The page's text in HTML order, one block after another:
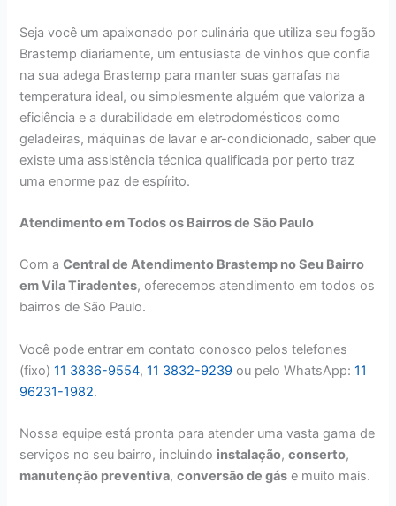
Seja você um apaixonado por culinária que utiliza seu fogão
Brastemp diariamente, um entusiasta de vinhos que confia
na sua adega Brastemp para manter suas garrafas na
temperatura ideal, ou simplesmente alguém que valoriza a
eficiência e a durabilidade em eletrodomésticos como
geladeiras, máquinas de lavar e ar-condicionado, saber que
existe uma assistência técnica qualificada por perto traz
uma enorme paz de espírito.
Atendimento em Todos os Bairros de São Paulo
Com aCentral de Atendimento Brastemp no Seu Bairro
em Vila Tiradentes, oferecemos atendimento em todos os
bairros de São Paulo.
Você pode entrar em contato conosco pelos telefones
(fixo)11 3836-9554,11 3832-9239 ou pelo WhatsApp:11
96231-1982.
Nossa equipe está pronta para atender uma vasta gama de
serviços no seu bairro, incluindo instalação,conserto,
manutenção preventiva,conversão de gás e muito mais.